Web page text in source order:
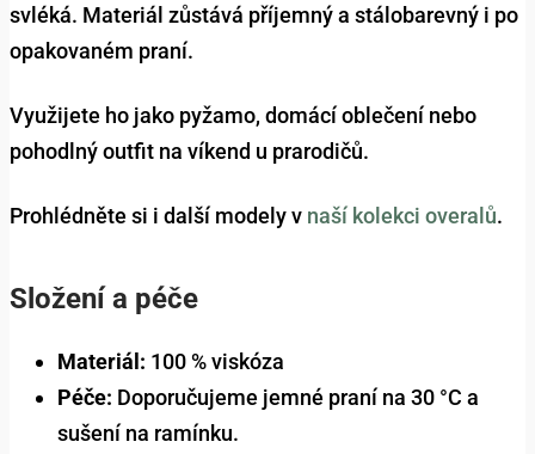
svléká. Materiál zůstává příjemný a stálobarevný i po
opakovaném praní.
Využijete ho jako pyžamo, domácí oblečení nebo
pohodlný outfit na víkend u prarodičů.
Prohlédněte si i další modely v naší kolekci overalů.
Složení a péče
Materiál: 100 % viskóza
Péče: Doporučujeme jemné praní na 30 °C a
sušení na ramínku.